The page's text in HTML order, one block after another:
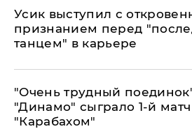
Усик выступил с
признанием перед
танцем" в карьере
"Очень трудный
"Динамо" сыграло 1-й матч
"Карабахом"